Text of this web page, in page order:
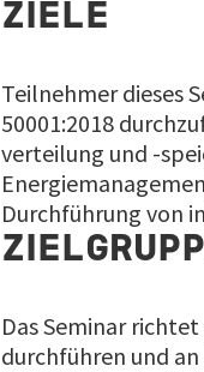
ZIELE
Teilnehmer dieses
50001:2018
verteilung und -
Durchführung von
Das Seminar
durchführen und